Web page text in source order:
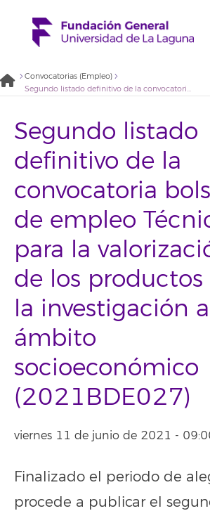
Convocatorias (Empleo)
Segundo listado definitivo de la convocatoria bolsa de empleo Técnicos para la valorización de los productos de la investigación al ámbito socioeconómico (2021BDE027)
Segundo listado
definitivo de la
convocatoria
de empleo
para la
de los productos
la investigación
ámbito
socioeconómico
(2021BDE027)
viernes 11 de junio de 2021 -
Finalizado el periodo de
procede a publicar el